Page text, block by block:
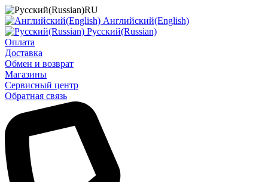
RU
Английский(English)
Русский(Russian)
Оплата
Доставка
Обмен и возврат
Магазины
Сервисный центр
Обратная связь